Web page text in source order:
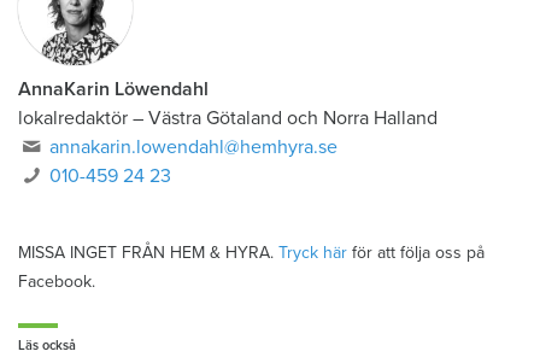
AnnaKarin Löwendahl
lokalredaktör – Västra Götaland och Norra Halland
annakarin.lowendahl@hemhyra.se
010-459 24 23
MISSA INGET FRÅN HEM & HYRA. Tryck här för att följa oss på
Facebook.
Läs också